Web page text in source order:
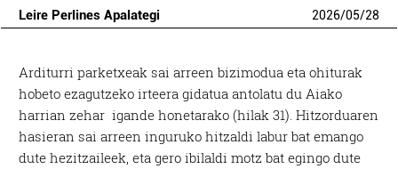
Leire Perlines Apalategi 2026/05/28
Arditurri parketxeak sai arreen bizimodua eta ohiturak
hobeto ezagutzeko irteera gidatua antolatu du Aiako
harrian zehar igande honetarako (hilak 31). Hitzorduaren
hasieran sai arreen inguruko hitzaldi labur bat emango
dute hezitzaileek, eta gero ibilaldi motz bat egingo dute